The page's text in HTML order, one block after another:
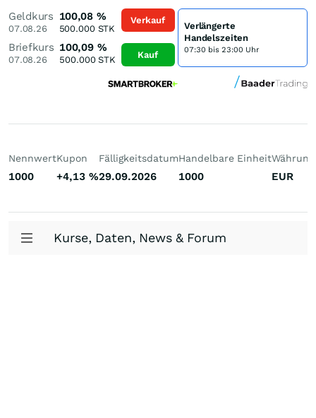
Geldkurs
07.08.26
100,08 %
500.000STK
Briefkurs
07.08.26
100,09 %
500.000STK
Verkauf
Kauf
Verlängerte
Handelszeiten
07:30 bis 23:00 Uhr
Nennwert
1000
Kupon
+4,13 %
Fälligkeitsdatum
29.09.2026
Handelbare Einheit
1000
Währung
EUR
Kurse, Daten, News & Forum